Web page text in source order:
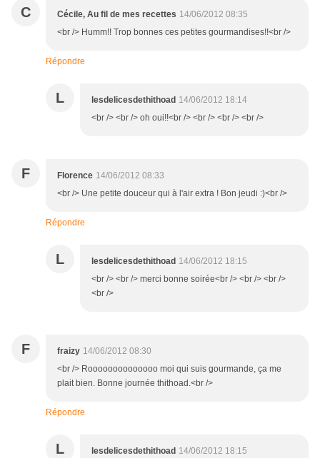
C Cécile, Au fil de mes recettes 14/06/2012 08:35
<br /> Humm!! Trop bonnes ces petites gourmandises!!<br />
Répondre
L lesdelicesdethithoad 14/06/2012 18:14
<br /> <br /> oh oui!!<br /> <br /> <br /> <br />
F Florence 14/06/2012 08:33
<br /> Une petite douceur qui à l'air extra ! Bon jeudi :)<br />
Répondre
L lesdelicesdethithoad 14/06/2012 18:15
<br /> <br /> merci bonne soirée<br /> <br /> <br />
<br />
F fraizy 14/06/2012 08:30
<br /> Roooooooooooooo moi qui suis gourmande, ça me
plait bien. Bonne journée thithoad.<br />
Répondre
L lesdelicesdethithoad 14/06/2012 18:15